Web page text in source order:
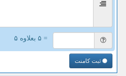
= ۵ بعلاوه ۵
ثبت کامنت